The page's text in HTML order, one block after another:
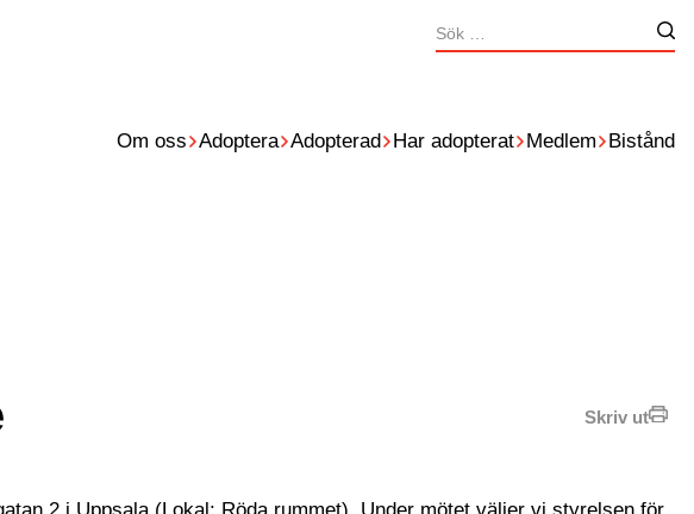
Sök
efter:
Om oss Adoptera Adopterad Har adopterat Medlem Bistånd
Skriv ut
2 i Uppsala (Lokal: Röda rummet). Under mötet väljer vi styrelsen för